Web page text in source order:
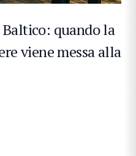
quando la
viene messa alla